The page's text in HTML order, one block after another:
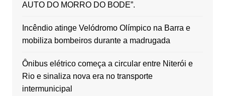
AUTO DO MORRO DO BODE”.
Incêndio atinge Velódromo Olímpico na Barra e
mobiliza bombeiros durante a madrugada
Ônibus elétrico começa a circular entre Niterói e
Rio e sinaliza nova era no transporte
intermunicipal